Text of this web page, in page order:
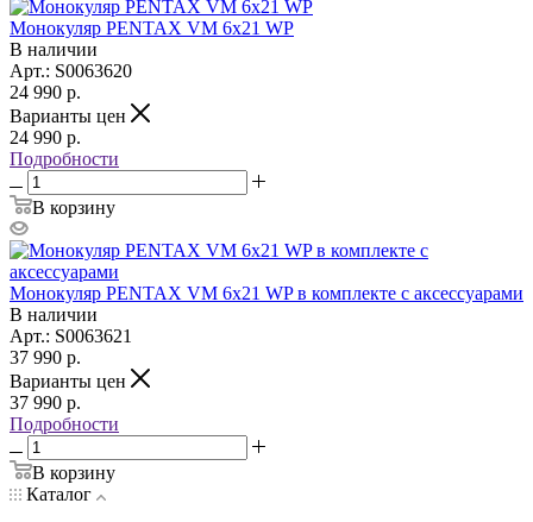
Монокуляр PENTAX VM 6x21 WP
В наличии
Арт.: S0063620
24 990 р.
Варианты цен
24 990 р.
Подробности
В корзину
Монокуляр PENTAX VM 6x21 WP в комплекте с аксессуарами
В наличии
Арт.: S0063621
37 990 р.
Варианты цен
37 990 р.
Подробности
В корзину
Каталог